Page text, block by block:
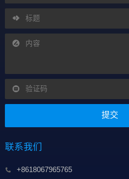
提交
联系我们
+8618067965765